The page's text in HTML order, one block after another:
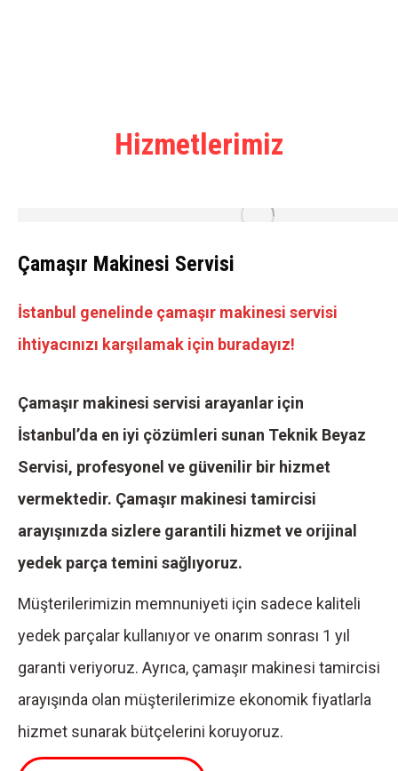
Hizmetlerimiz
Çamaşır Makinesi Servisi
İstanbul genelinde çamaşır makinesi servisi
ihtiyacınızı karşılamak için buradayız!
Çamaşır makinesi servisi arayanlar için
İstanbul’da en iyi çözümleri sunan Teknik Beyaz
Servisi, profesyonel ve güvenilir bir hizmet
vermektedir. Çamaşır makinesi tamircisi
arayışınızda sizlere garantili hizmet ve orijinal
yedek parça temini sağlıyoruz.
Müşterilerimizin memnuniyeti için sadece kaliteli
yedek parçalar kullanıyor ve onarım sonrası 1 yıl
garanti veriyoruz. Ayrıca, çamaşır makinesi tamircisi
arayışında olan müşterilerimize ekonomik fiyatlarla
hizmet sunarak bütçelerini koruyoruz.